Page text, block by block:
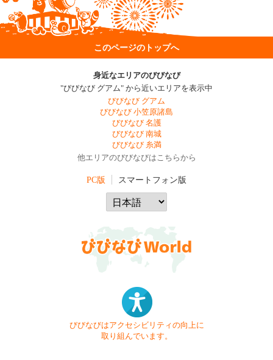
このページのトップへ
身近なエリアのびびなび
"びびなび グアム" から近いエリアを表示中
びびなび グアム
びびなび 小笠原諸島
びびなび 名護
びびなび 南城
びびなび 糸満
他エリアのびびなびはこちらから
PC版 スマートフォン版
びびなびはアクセシビリティの向上に
取り組んでいます。